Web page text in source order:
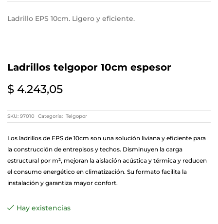
Ladrillo EPS 10cm. Ligero y eficiente.
Ladrillos telgopor 10cm espesor
$ 4.243,05
SKU: 97010 Categoría: Telgopor
Los ladrillos de EPS de 10cm son una solución liviana y eficiente para
la construcción de entrepisos y techos. Disminuyen la carga
estructural por m², mejoran la aislación acústica y térmica y reducen
el consumo energético en climatización. Su formato facilita la
instalación y garantiza mayor confort.
Hay existencias